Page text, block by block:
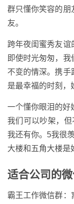
群只懂你笑容的朋
友。
跨年夜闺蜜秀友谊
即使时光匆匆，
不变的情深。携手
是最幸福的时刻，
一个懂你眼泪的好
我们可以吵架，但
我还有你。5我很
大楼和五角大楼是
适合公司的
霸王工作微信群：